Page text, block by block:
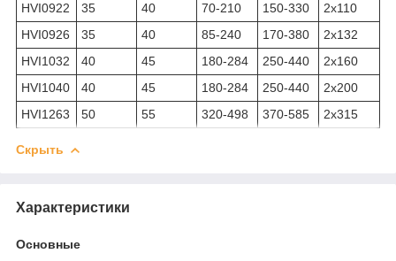
HVI0922
35 40 70-210 150-330
2x110
HVI0926
35 40 85-240 170-380
2x132
HVI1032
40 45 180-284 250-440
2x160
HVI1040
40 45 180-284 250-440
2x200
HVI1263
50 55 320-498 370-585 2x315
Скрыть
Характеристики
Основные